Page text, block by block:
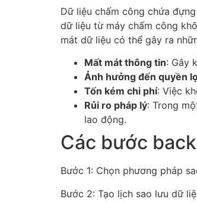
Dữ liệu chấm công chứa
dữ liệu từ máy chấm công
mát dữ liệu có thể gây ra
Mất mát thông tin: Gây
Ảnh hưởng đến quyền
Tốn kém chi phí: Việc
Rủi ro pháp lý: Trong
lao động.
Các bước
Bước 1: Chọn phương pháp
Bước 2: Tạo lịch sao lưu dữ